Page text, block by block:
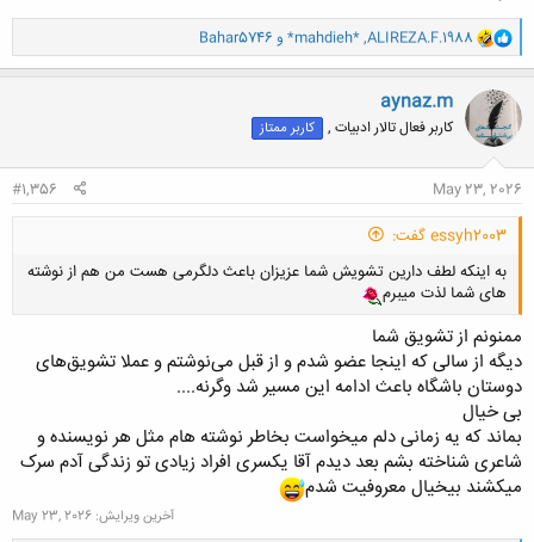
و
ا
ک
ش
ه
:
ALIREZA.F.1988
,
*mahdieh* و Bahar5746
aynaz.m
کاربر فعال تالار ادبیات , کاربر ممتاز
May 23, 2026
#1,356
essyh2003 گفت:
به اینکه لطف دارین تشویش شما عزیزان باعث دلگرمی هست من هم از نوشته
های شما لذت میبرم
ممنونم از تشویق شما
دیگه از سالی که اینجا عضو شدم و از قبل می‌نوشتم و عملا تشویق‌های
دوستان باشگاه باعث ادامه این مسیر شد وگرنه....
بی خیال
بماند که یه زمانی دلم میخواست بخاطر نوشته هام مثل هر نویسنده و
شاعری شناخته بشم بعد دیدم آقا یکسری افراد زیادی تو زندگی آدم سرک
میکشند بیخیال معروفیت شدم
آخرین ویرایش: May 23, 2026